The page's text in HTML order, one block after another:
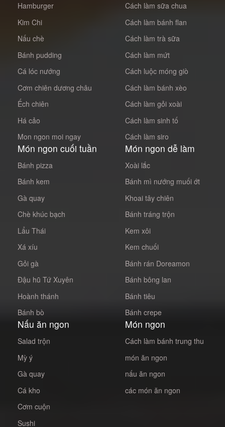
Hamburger
Kim Chi
Nấu chè
Bánh pudding
Cá lóc nướng
Cơm chiên dương châu
Ếch chiên
Há cảo
Mon ngon moi ngay
Cách làm sữa chua
Cách làm bánh flan
Cách làm trà sữa
Cách làm mứt
Cách luộc móng giò
Cách làm bánh xèo
Cách làm gỏi xoài
Cách làm sinh tố
Cách làm siro
Món ngon cuối tuần
Bánh pizza
Bánh kem
Gà quay
Chè khúc bạch
Lẩu Thái
Xá xíu
Gỏi gà
Đậu hũ Tứ Xuyên
Hoành thánh
Bánh bò
Món ngon dễ làm
Xoài lắc
Bánh mì nướng muối ớt
Khoai tây chiên
Bánh tráng trộn
Kem xôi
Kem chuối
Bánh rán Doreamon
Bánh bông lan
Bánh tiêu
Bánh crepe
Nấu ăn ngon
Salad trộn
Mỳ ý
Gà quay
Cá kho
Cơm cuộn
Sushi
Món ngon
Cách làm bánh trung thu
món ăn ngon
nấu ăn ngon
các món ăn ngon